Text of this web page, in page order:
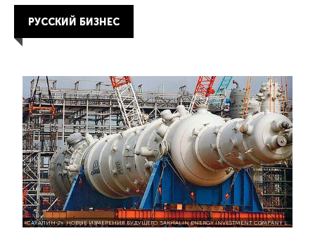
РУССКИЙ БИЗНЕС
«САХАЛИН-2». НОВЫЕ ИЗМЕРЕНИЯ БУДУЩЕГО. SAKHALIN ENERGY INVESTMENT COMPANY LTD., 2008